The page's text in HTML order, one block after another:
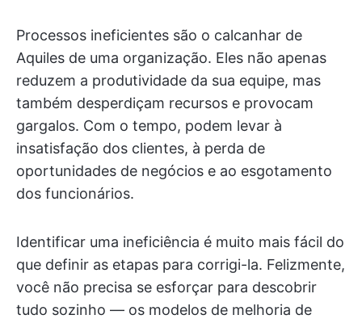
Processos ineficientes são o calcanhar de
Aquiles de uma organização. Eles não apenas
reduzem a produtividade da sua equipe, mas
também desperdiçam recursos e provocam
gargalos. Com o tempo, podem levar à
insatisfação dos clientes, à perda de
oportunidades de negócios e ao esgotamento
dos funcionários.
Identificar uma ineficiência é muito mais fácil do
que definir as etapas para corrigi-la. Felizmente,
você não precisa se esforçar para descobrir
tudo sozinho — os modelos de melhoria de